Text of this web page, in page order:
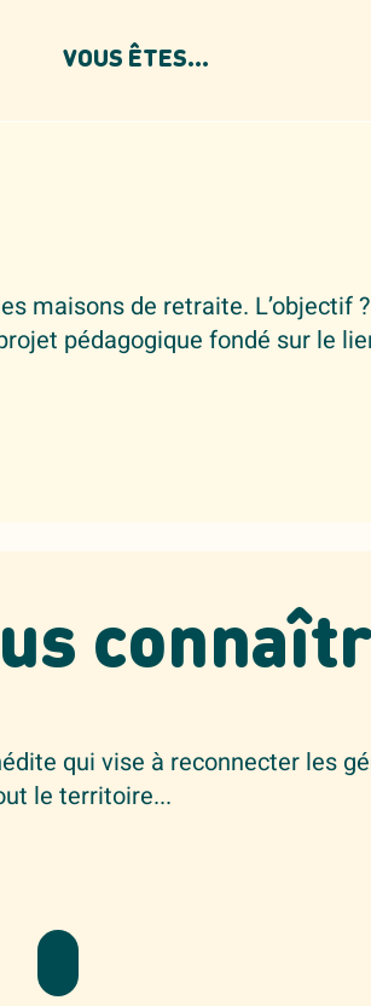
VOUS ÊTES...
maisons de retraite. L’objectif
pédagogique fondé sur le
qui vise à reconnecter les
le territoire...